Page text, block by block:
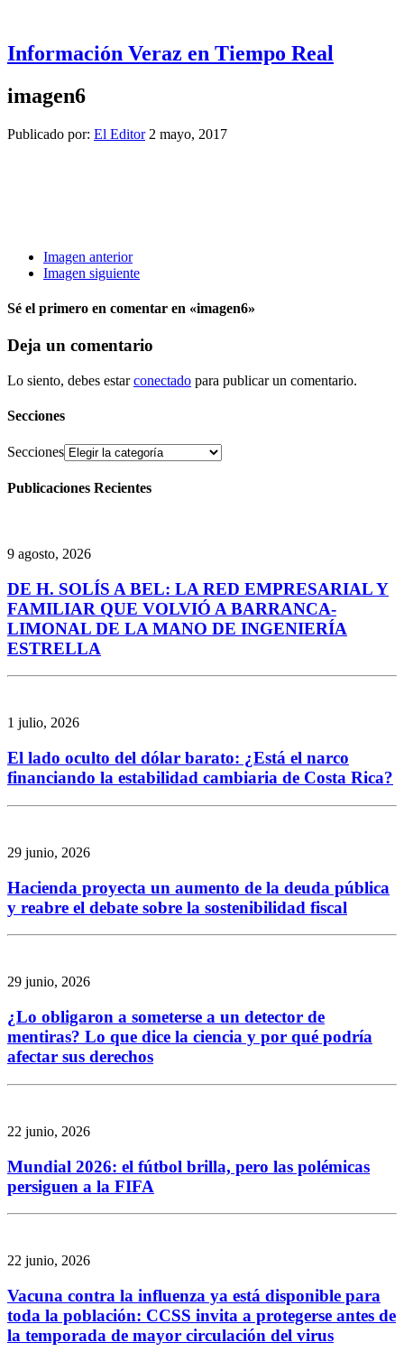
Información Veraz en Tiempo Real
imagen6
Publicado por: El Editor 2 mayo, 2017
Imagen anterior
Imagen siguiente
Sé el primero en comentar en «imagen6»
Deja un comentario
Lo siento, debes estarconectado para publicar un comentario.
Secciones
Secciones
Publicaciones Recientes
9 agosto, 2026
DE H. SOLÍS A BEL: LA RED EMPRESARIAL Y
FAMILIAR QUE VOLVIÓ A BARRANCA-
LIMONAL DE LA MANO DE INGENIERÍA
ESTRELLA
1 julio, 2026
El lado oculto del dólar barato: ¿Está el narco
financiando la estabilidad cambiaria de Costa Rica?
29 junio, 2026
Hacienda proyecta un aumento de la deuda pública
y reabre el debate sobre la sostenibilidad fiscal
29 junio, 2026
¿Lo obligaron a someterse a un detector de
mentiras? Lo que dice la ciencia y por qué podría
afectar sus derechos
22 junio, 2026
Mundial 2026: el fútbol brilla, pero las polémicas
persiguen a la FIFA
22 junio, 2026
Vacuna contra la influenza ya está disponible para
toda la población: CCSS invita a protegerse antes de
la temporada de mayor circulación del virus